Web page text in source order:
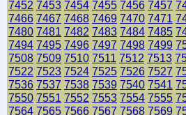
7452 7453 7454 7455 7456 7457
7466 7467 7468 7469 7470 7471
7480 7481 7482 7483 7484 7485
7494 7495 7496 7497 7498 7499
7508 7509 7510 7511 7512 7513
7522 7523 7524 7525 7526 7527
7536 7537 7538 7539 7540 7541
7550 7551 7552 7553 7554 7555
7564 7565 7566 7567 7568 7569